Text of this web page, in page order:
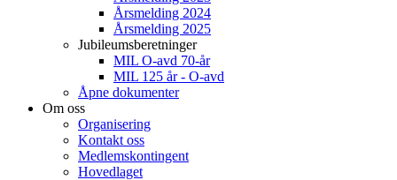
Årsmelding 2024
Årsmelding 2025
Jubileumsberetninger
MIL O-avd 70-år
MIL 125 år - O-avd
Åpne dokumenter
Om oss
Organisering
Kontakt oss
Medlemskontingent
Hovedlaget